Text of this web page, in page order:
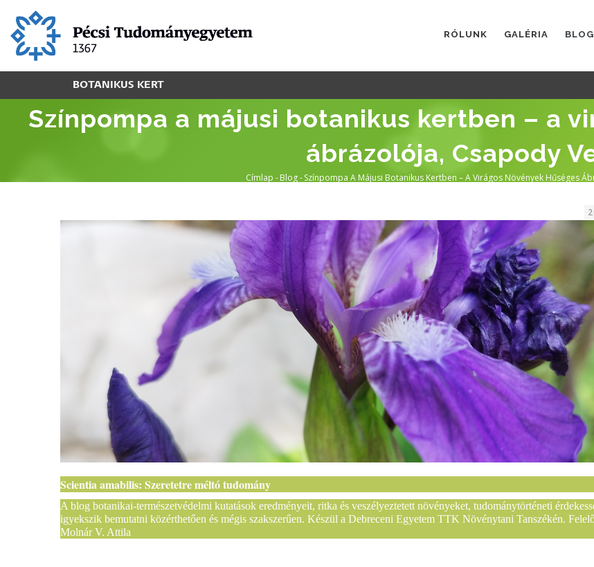
tartalomra
RÓLUNK GALÉRIA BLOG
BOTANIKUS KERT
Színpompa a májusi botanikus kertben – a
ábrázolója, Csapody
Címlap -Blog-Színpompa A Májusi Botanikus Kertben – A Virágos Növények Hűséges
Scientia amabilis: Szeretetre méltó tudomány
A blog botanikai-természetvédelmi kutatások eredményeit, ritka és veszélyeztetett növényeket, tudománytörténeti
igyekszik bemutatni közérthetően és mégis szakszerűen. Készül a Debreceni Egyetem TTK Növénytani Tanszékén.
Molnár V. Attila